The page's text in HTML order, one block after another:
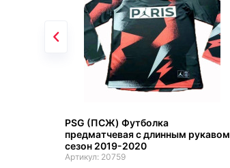
PSG (ПСЖ) Футболка
предматчевая с длинным рукавом
сезон 2019-2020
20759